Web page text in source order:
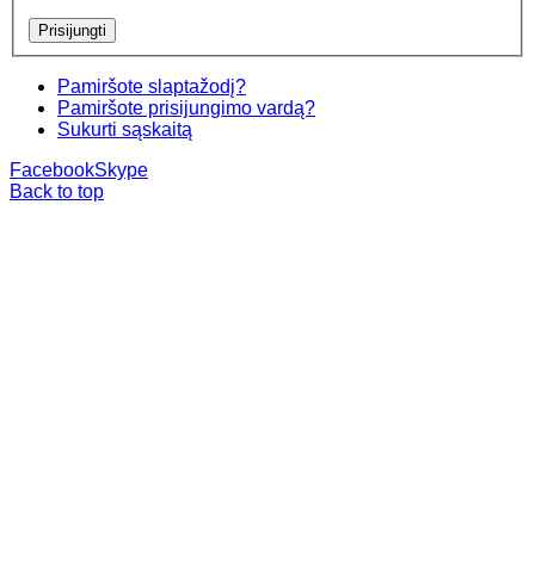
Pamiršote slaptažodį?
Pamiršote prisijungimo vardą?
Sukurti sąskaitą
FacebookSkype
Back to top